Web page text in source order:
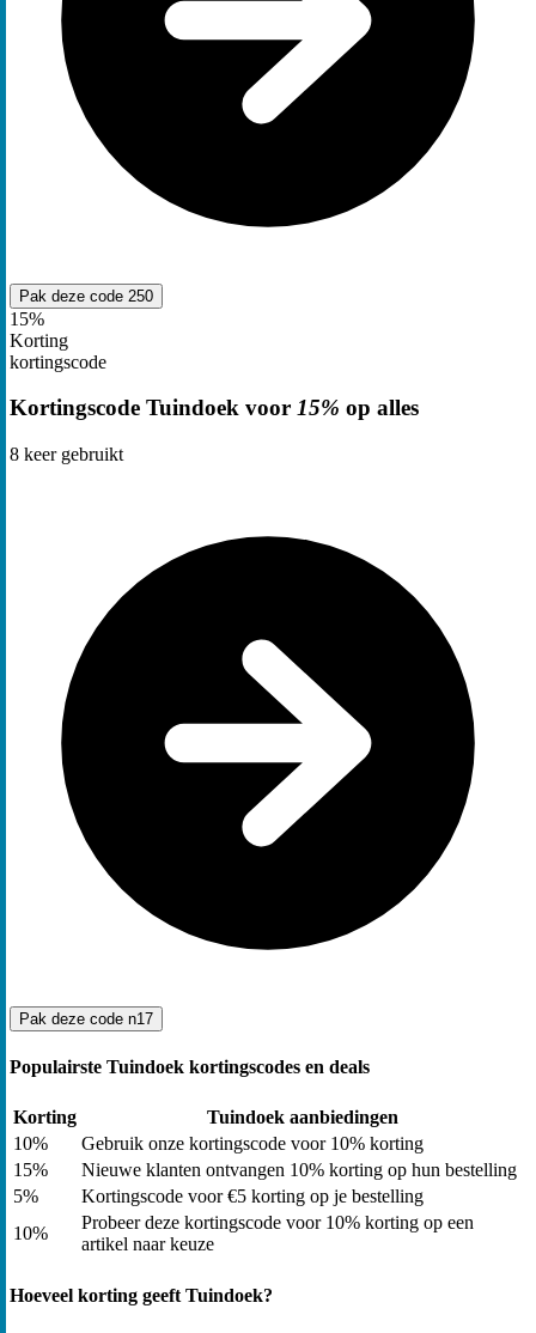
Pak deze code 250
15%
Korting
kortingscode
Kortingscode Tuindoek voor 15% op alles
8 keer gebruikt
Pak deze code n17
Populairste Tuindoek kortingscodes en deals
Korting
Tuindoek aanbiedingen
10%
Gebruik onze kortingscode voor 10% korting
15%
Nieuwe klanten ontvangen 10% korting op hun bestelling
5%
Kortingscode voor €5 korting op je bestelling
10%
Probeer deze kortingscode voor 10% korting op een
artikel naar keuze
Hoeveel korting geeft Tuindoek?